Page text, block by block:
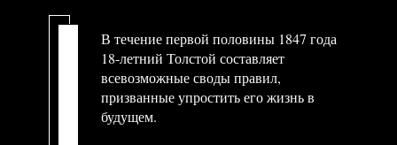
В течение первой половины 1847 года
18-летний Толстой составляет
всевозможные своды правил,
призванные упростить его жизнь в
будущем.